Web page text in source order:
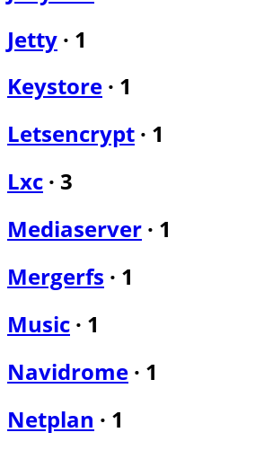
Jetty · 1
Keystore · 1
Letsencrypt · 1
Lxc · 3
Mediaserver · 1
Mergerfs · 1
Music · 1
Navidrome · 1
Netplan · 1